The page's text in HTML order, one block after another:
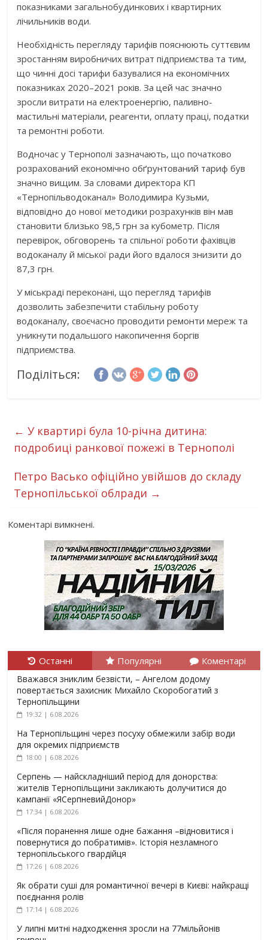
показниками загальнобудинкових і квартирних
лічильників води.
Необхідність перегляду тарифів пояснюють суттєвим
зростанням виробничих витрат підприємства та тим,
що чинні досі тарифи базувалися на економічних
показниках 2020–2021 років. За цей час значно
зросли витрати на електроенергію, паливно-
мастильні матеріали, реагенти, оплату праці, податки
та ремонтні роботи.
Водночас у Тернополі зазначають, що початково
розрахований економічно обґрунтований тариф був
значно вищим. За словами директора КП
«Тернопільводоканал» Володимира Кузьми,
відповідно до нової методики розрахунків він мав
становити близько 98,5 грн за кубометр. Після
перевірок, обговорень та спільної роботи фахівців
водоканалу й міської ради його вдалося знизити до
87,3 грн.
У міськраді переконані, що перегляд тарифів
дозволить забезпечити стабільну роботу
водоканалу, своєчасно проводити ремонти мереж та
уникнути подальшого накопичення боргів
підприємства.
Поділіться:
← У квартирі була 10-річна дитина:
подробиці ранкової пожежі в Тернополі
Петро Васько офіційно увійшов до складу
Тернопільської облради →
Коментарі вимкнені.
Останні Популярні Коментарі
Вважався зниклим безвісти, – Ангелом додому
повертається захисник Михайло Скоробогатий з
Тернопільщини
19:32 | 6.08.2026
На Тернопільщині через посуху обмежили забір води
для окремих підприємств
18:00 | 6.08.2026
Серпень — найскладніший період для донорства:
жителів Тернопільщини закликають долучитися до
кампанії «ЯСерпневийДонор»
17:34 | 6.08.2026
«Після поранення лише одне бажання –відновитися і
повернутися до побратимів». Історія незламного
тернопільського гвардійця
17:26 | 6.08.2026
Як обрати суші для романтичної вечері в Києві: найкращі
поєднання ролів
17:14 | 6.08.2026
У липні митні надходження зросли на 77мільйонів